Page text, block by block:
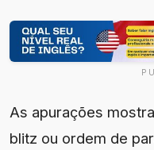
As apurações
blitz ou ordem de